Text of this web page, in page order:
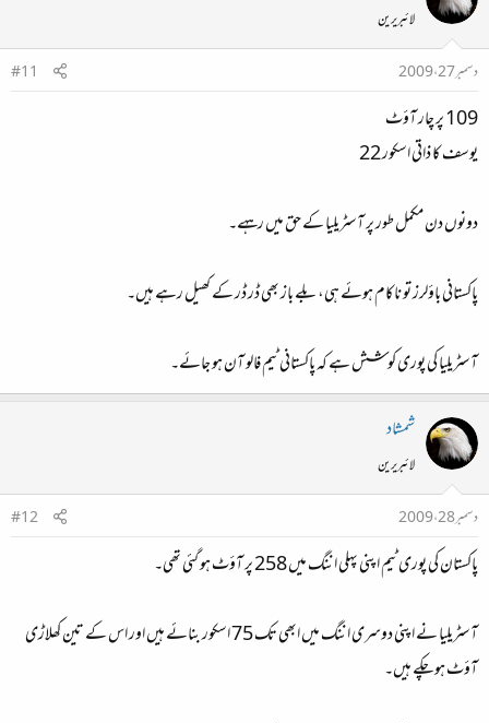
لائبریرین
دسمبر 27، 2009
#11
109 پر چار آؤٹ
یوسف کا ذاتی اسکور 22
دونوں دن مکمل طور پر آسٹریلیا کے حق میں رہہے۔
پاکستانی باؤلرز تو ناکام ہوئے ہی، بلے باز بھی ڈر ڈر کے کھیل رہے ہیں۔
آسٹریلیا کی پوری کوشش ہے کہ پاکستانی ٹیم فالو آن ہو جائے۔
شمشاد
لائبریرین
دسمبر 28، 2009
#12
پاکستان کی پوری ٹیم اپنی پہلی اننگ میں 258 پر آؤٹ‌ ہو گئی تھی۔
آسٹریلیا نے اپنی دوسری اننگ میں ابھی تک 75 اسکور بنائے ہیں اور اس کے تین کھلاڑی
آؤٹ‌ ہو چکے ہیں۔